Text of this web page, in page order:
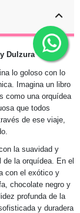
Dulzura"
lo goloso con lo
Imagina un libro
como una orquídea
que todos
de ese viaje,
la suavidad y
la orquídea. En el
con el exótico y
chocolate negro y
profunda de la
y duradera